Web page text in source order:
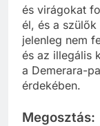
és virágokat
él, és a
jelenleg nem
és az illegális
a Demerara-
érdekében.
Megosztás: